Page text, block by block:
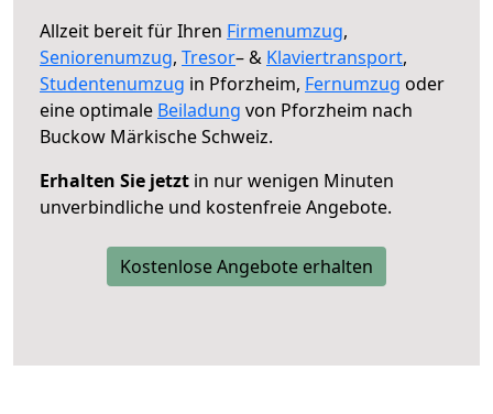
Allzeit bereit für Ihren Firmenumzug,
Seniorenumzug, Tresor– & Klaviertransport,
Studentenumzug in Pforzheim, Fernumzug oder
eine optimale Beiladung von Pforzheim nach
Buckow Märkische Schweiz.
Erhalten Sie jetzt in nur wenigen Minuten
unverbindliche und kostenfreie Angebote.
Kostenlose Angebote erhalten